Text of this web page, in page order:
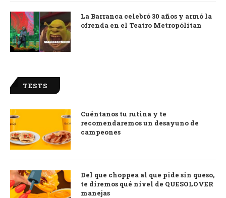
La Barranca celebró 30 años y armó la
ofrenda en el Teatro Metropólitan
TESTS
Cuéntanos tu rutina y te
recomendaremos un desayuno de
campeones
Del que choppea al que pide sin queso,
te diremos qué nivel de QUESOLOVER
manejas